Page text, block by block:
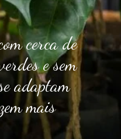
cerca de
e sem
adaptam
mais